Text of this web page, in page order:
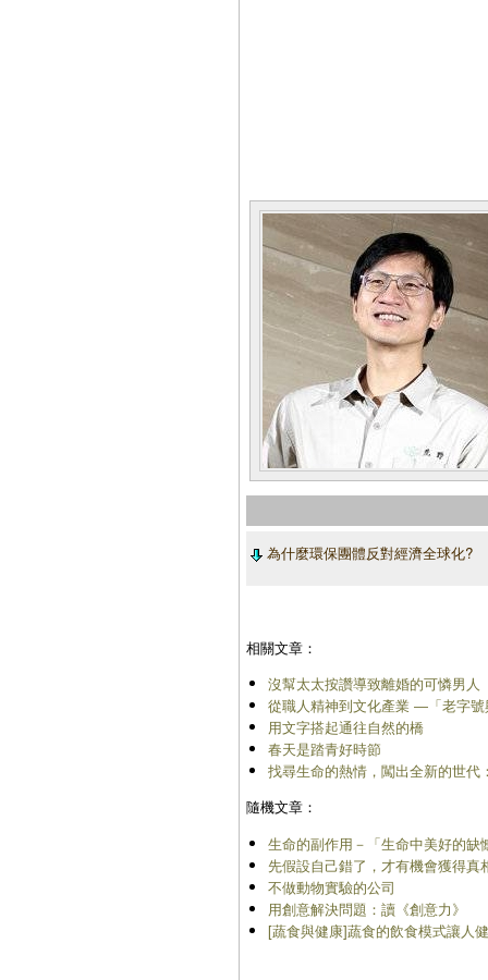
為什麼環保團體反對經濟全球化?
相關文章：
沒幫太太按讚導致離婚的可憐男人
從職人精神到文化產業 ―「老字
用文字搭起通往自然的橋
春天是踏青好時節
找尋生命的熱情，闖出全新的世代
隨機文章：
生命的副作用－「生命中美好的缺
先假設自己錯了，才有機會獲得真
不做動物實驗的公司
用創意解決問題：讀《創意力》
[蔬食與健康]蔬食的飲食模式讓人